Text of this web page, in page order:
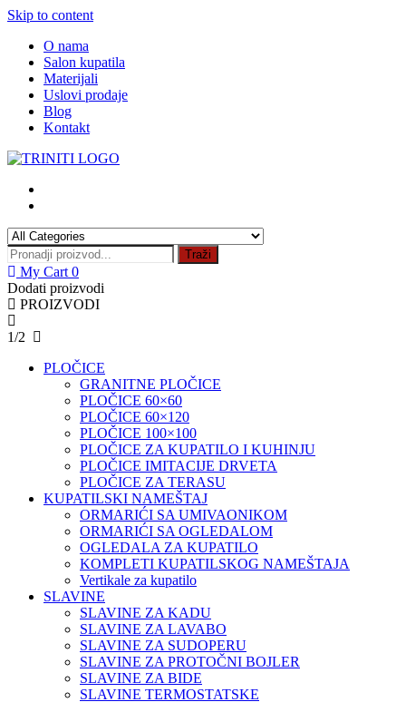
Skip to content
O nama
Salon kupatila
Materijali
Uslovi prodaje
Blog
Kontakt
Traži
My Cart 0
Dodati proizvodi
PROIZVODI
1/2
PLOČICE
GRANITNE PLOČICE
PLOČICE 60×60
PLOČICE 60×120
PLOČICE 100×100
PLOČICE ZA KUPATILO I KUHINJU
PLOČICE IMITACIJE DRVETA
PLOČICE ZA TERASU
KUPATILSKI NAMEŠTAJ
ORMARIĆI SA UMIVAONIKOM
ORMARIĆI SA OGLEDALOM
OGLEDALA ZA KUPATILO
KOMPLETI KUPATILSKOG NAMEŠTAJA
Vertikale za kupatilo
SLAVINE
SLAVINE ZA KADU
SLAVINE ZA LAVABO
SLAVINE ZA SUDOPERU
SLAVINE ZA PROTOČNI BOJLER
SLAVINE ZA BIDE
SLAVINE TERMOSTATSKE